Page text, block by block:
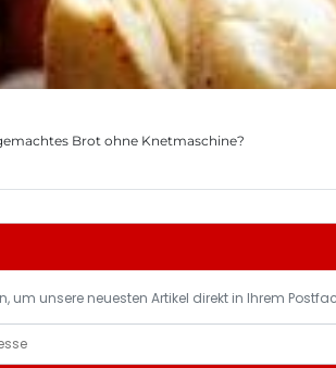
Brot ohne Knetmaschine?
um unsere neuesten Artikel direkt in Ihrem